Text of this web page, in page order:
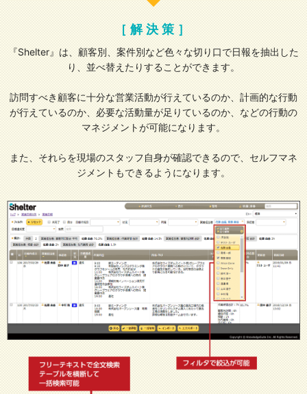
［解決策］
『Shelter』は、顧客別、案件別など色々な切り口で日報を抽出した
り、並べ替えたりすることができます。
訪問すべき顧客に十分な営業活動が行えているのか、計画的な行動
が行えているのか、必要な活動量が足りているのか、などの行動の
マネジメントが可能になります。
また、それらを現場のスタッフ自身が確認できるので、セルフマネ
ジメントもできるようになります。